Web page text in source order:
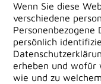
Wenn Sie diese
verschiedene
Personenbezogene
persönlich
erheben und wofür
wie und zu